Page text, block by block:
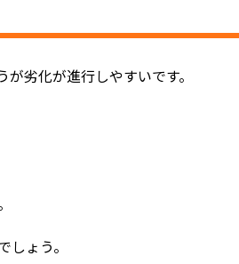
劣化が進行しやすいです。
しょう。